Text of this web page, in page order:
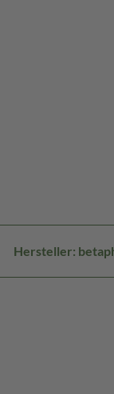
Hersteller: